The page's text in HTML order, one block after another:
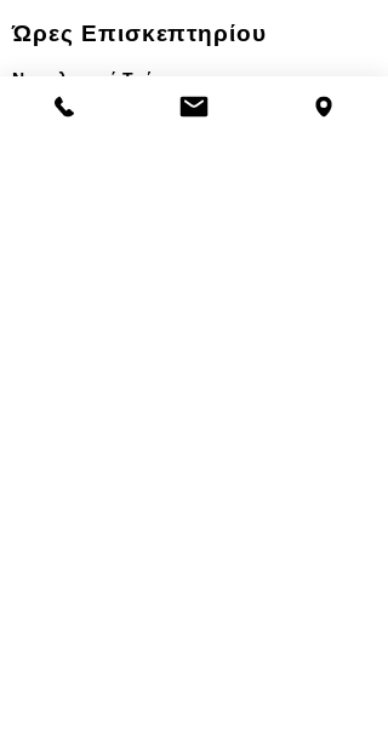
Ώρες Επισκεπτηρίου
Νοσηλευτικά Τμήματα
Χειμερινό ωράριο: 11.00-13.00
17.30-19.30